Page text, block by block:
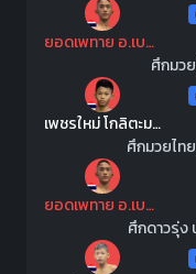
ยอดเพทาย อ.เบญจมาศ
ศึกมว
เพชรใหม่ โกลิตะมวยไทย
ศึกมวยไท
ยอดเพทาย อ.เบญจมาศ
ศึกดาวรุ่